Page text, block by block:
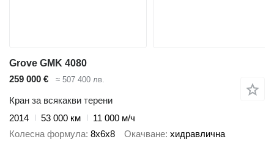
Grove GMK 4080
259 000 €
≈ 507 400 лв.
Кран за всякакви терени
2014
53 000 км
11 000 м/ч
Колесна формула 8x6x8 Окачване хидравлична